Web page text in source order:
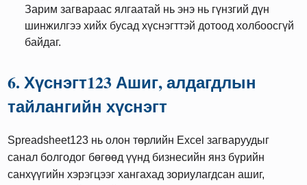
Зарим загвараас ялгаатай нь энэ нь гүнзгий дүн
шинжилгээ хийх бусад хүснэгттэй дотоод холбоосгүй
байдаг.
6. Хүснэгт123 Ашиг, алдагдлын
тайлангийн хүснэгт
Spreadsheet123 нь олон төрлийн Excel загваруудыг
санал болгодог бөгөөд үүнд бизнесийн янз бүрийн
санхүүгийн хэрэгцээг хангахад зориулагдсан ашиг,